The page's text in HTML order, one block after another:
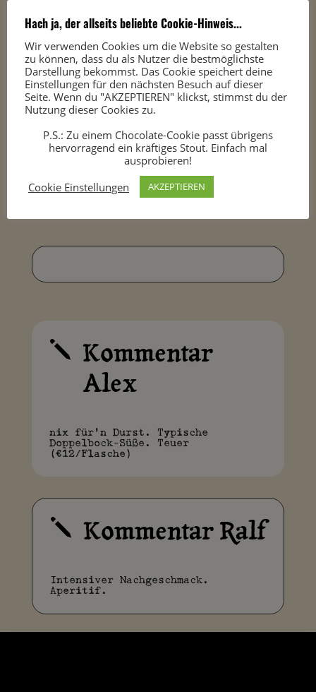
Abgang 65%
Gesamteindruck 80%
j
Kommentar
Alex
nix für'n Durst. Typische
Doppelbock-Süße. Teuer
(€12/Flasche)
j Kommentar Ralf
Intensiver Nachgeschmack.
Aperitif.
Hach ja, der allseits beliebte Cookie-Hinweis...
Wir verwenden Cookies um die Website so gestalten
zu können, dass du als Nutzer die bestmöglichste
Darstellung bekommst. Das Cookie speichert deine
Einstellungen für den nächsten Besuch auf dieser
Seite. Wenn du "AKZEPTIEREN" klickst, stimmst du der
Nutzung dieser Cookies zu.
P.S.: Zu einem Chocolate-Cookie passt übrigens
hervorragend ein kräftiges Stout. Einfach mal
ausprobieren!
Cookie Einstellungen
AKZEPTIEREN